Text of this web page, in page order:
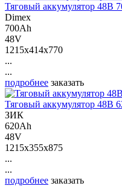
Тяговый аккумулятор 48В
Dimex
700Ah
48V
1215x414x770
...
...
подробнее заказать
Тяговый аккумулятор 48В
ЗИК
620Ah
48V
1215x355x875
...
...
подробнее заказать